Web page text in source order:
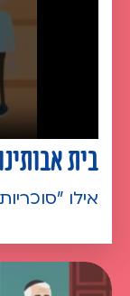
בית
אילו